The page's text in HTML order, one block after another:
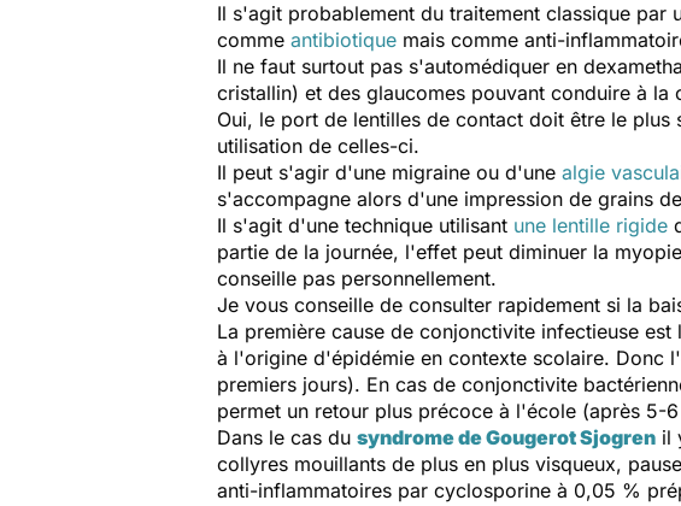
Il s'agit probablement du traitement classique
comme antibiotique mais comme anti-
Il ne faut surtout pas s'automédiquer en
cristallin) et des glaucomes pouvant conduire à
Oui, le port de lentilles de contact doit être le
utilisation de celles-ci.
Il peut s'agir d'une migraine ou d'une algie
s'accompagne alors d'une impression de grains
Il s'agit d'une technique utilisant une lentille rigide
partie de la journée, l'effet peut diminuer la
conseille pas personnellement.
Je vous conseille de consulter rapidement si la
La première cause de conjonctivite infectieuse
à l'origine d'épidémie en contexte scolaire. Donc
premiers jours). En cas de conjonctivite
permet un retour plus précoce à l'école (après 5-
Dans le cas du syndrome de Gougerot Sjogren il
collyres mouillants de plus en plus visqueux,
anti-inflammatoires par cyclosporine à 0,05 %